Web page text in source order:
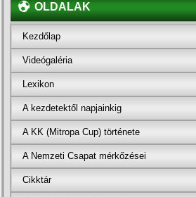
OLDALAK
Kezdőlap
Videógaléria
Lexikon
A kezdetektől napjainkig
A KK (Mitropa Cup) története
A Nemzeti Csapat mérkőzései
Cikktár